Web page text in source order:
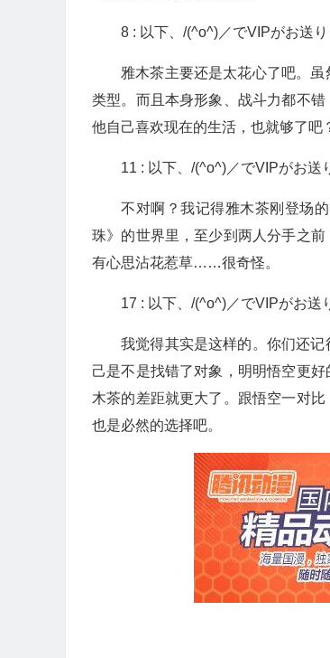
8 : 以下、/(^o^)／でVIPがお送
雅木茶主要还是太花心了吧。
类型。而且本身形象、战斗力都不
他自己喜欢现在的生活，也就够了吧
11 : 以下、/(^o^)／でVIPがお送
不对啊？我记得雅木茶刚登场
珠》的世界里，至少到两人分手之
有心思沾花惹草……很奇怪。
17 : 以下、/(^o^)／でVIPがお送
我觉得其实是这样的。你们还
己是不是找错了对象，明明悟空更
木茶的差距就更大了。跟悟空一对
也是必然的选择吧。